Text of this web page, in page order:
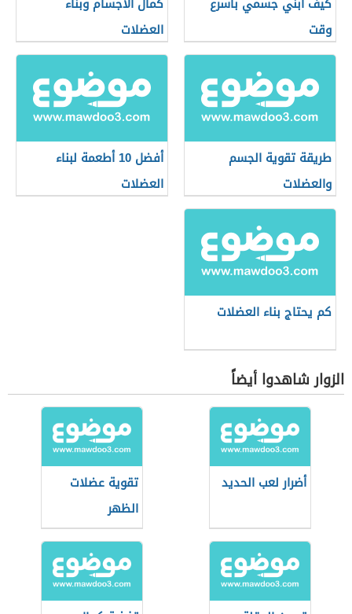
وقت
العضلات
طريقة تقوية الجسم
والعضلات
أفضل 10 أطعمة لبناء
العضلات
كم يحتاج بناء العضلات
الزوار شاهدوا أيضاً
أضرار لعب الحديد
تقوية عضلات
الظهر